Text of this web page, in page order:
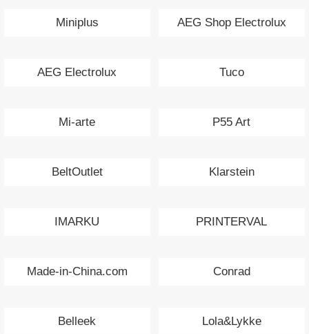
Miniplus AEG Shop Electrolux
AEG Electrolux Tuco
Mi-arte P55 Art
BeltOutlet Klarstein
IMARKU PRINTERVAL
Made-in-China.com Conrad
Belleek Lola&Lykke